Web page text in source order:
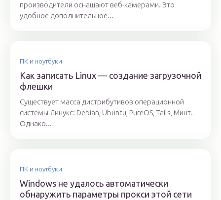
производители оснащают веб-камерами. Это
удобное дополнительное...
ПК и ноутбуки
Как записать Linux — создание загрузочной
флешки
Существует масса дистрибутивов операционной
системы Линукс: Debian, Ubuntu, PureOS, Tails, Минт.
Однако...
ПК и ноутбуки
Windows не удалось автоматически
обнаружить параметры прокси этой сети